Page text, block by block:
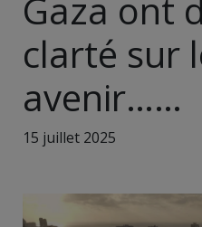
Gaza ont
clarté sur
avenir……
15 juillet 2025